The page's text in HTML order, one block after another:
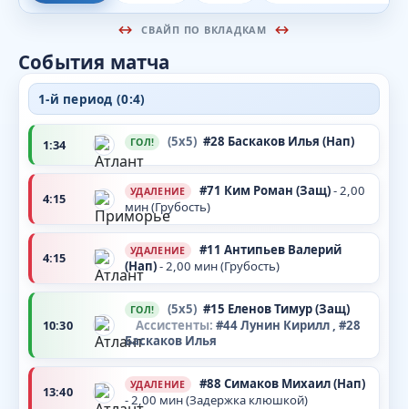
СВАЙП ПО ВКЛАДКАМ
События матча
1-й период (0:4)
1:34 ГОЛ! (5x5) #28 Баскаков Илья(Нап)
4:15 УДАЛЕНИЕ #71 Ким Роман (Защ)- 2,00
мин (Грубость)
4:15 УДАЛЕНИЕ #11 Антипьев Валерий
(Нап)- 2,00 мин (Грубость)
10:30
ГОЛ! (5x5) #15 Еленов Тимур(Защ)
Ассистенты: #44Лунин Кирилл , #28
Баскаков Илья
13:40 УДАЛЕНИЕ #88 Симаков Михаил(Нап)
- 2,00 мин (Задержка клюшкой)